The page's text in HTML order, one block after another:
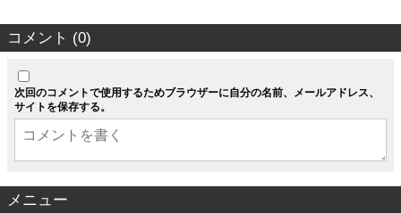
コメント (0)
次回のコメントで使用するためブラウザーに自分の名前、メールアドレス、
サイトを保存する。
メニュー